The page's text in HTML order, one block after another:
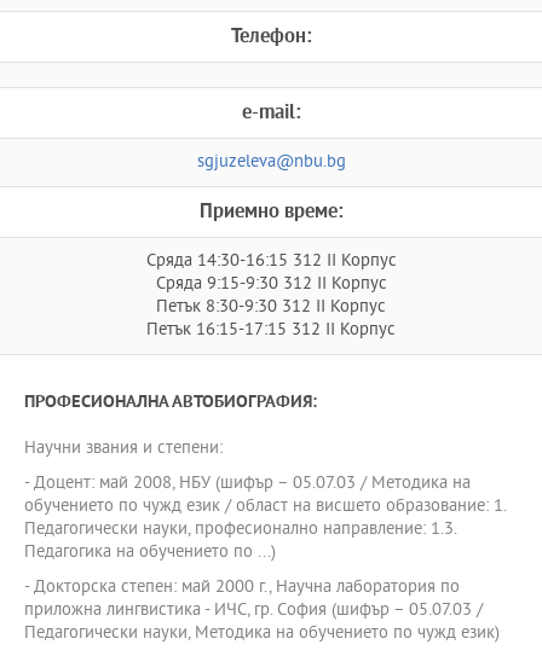
Телефон:
e-mail:
sgjuzeleva@nbu.bg
Приемно време:
Сряда 14:30-16:15 312 II Корпус
Сряда 9:15-9:30 312 II Корпус
Петък 8:30-9:30 312 II Корпус
Петък 16:15-17:15 312 II Корпус
ПРОФЕСИОНАЛНА АВТОБИОГРАФИЯ:
Научни звания и степени:
- Доцент: май 2008, НБУ (шифър – 05.07.03 / Методика на
обучението по чужд език / област на висшето образование: 1.
Педагогически науки, професионално направление: 1.3.
Педагогика на обучението по ...)
- Докторска степен: май 2000 г., Научна лаборатория по
приложна лингвистика - ИЧС, гр. София (шифър – 05.07.03 /
Педагогически науки, Методика на обучението по чужд език)